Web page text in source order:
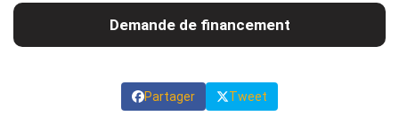
Demande de financement
Partager Tweet